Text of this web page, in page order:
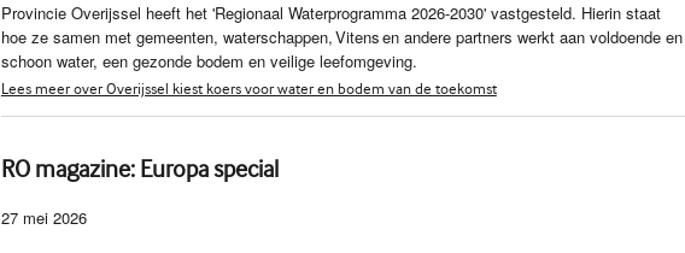
Provincie Overijssel heeft het 'Regionaal Waterprogramma 2026-2030' vastgesteld. Hierin staat
hoe ze samen met gemeenten, waterschappen, Vitens en andere partners werkt aan voldoende en
schoon water, een gezonde bodem en veilige leefomgeving.
Lees meer over Overijssel kiest koers voor water en bodem van de toekomst
RO magazine: Europa special
27 mei 2026